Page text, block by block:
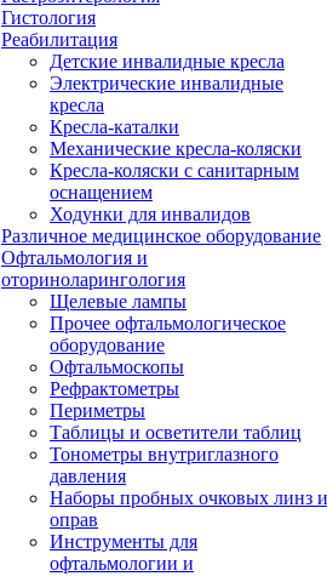
Гистология
Реабилитация
Детские инвалидные кресла
Электрические инвалидные
кресла
Кресла-каталки
Механические кресла-коляски
Кресла-коляски с санитарным
оснащением
Ходунки для инвалидов
Различное медицинское оборудование
Офтальмология и
оториноларингология
Щелевые лампы
Прочее офтальмологическое
оборудование
Офтальмоскопы
Рефрактометры
Периметры
Таблицы и осветители таблиц
Тонометры внутриглазного
давления
Наборы пробных очковых линз и
оправ
Инструменты для
офтальмологии и